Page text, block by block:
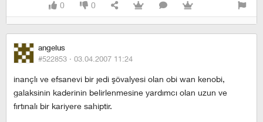
0 0
angelus
#522853 · 03.04.2007 11:24
inançlı ve efsanevi bir jedi şövalyesi olan obi wan kenobi,
galaksinin kaderinin belirlenmesine yardımcı olan uzun ve
fırtınalı bir kariyere sahiptir.